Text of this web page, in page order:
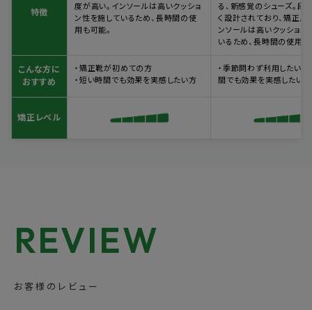
特徴
度が高い。インソールは高いクッショ
ン性を施しているため、長時間の使
用も可能。
る、新感覚のシューズ。段
く設計されており、矯正度
ンソールは高いクッション
いるため、長時間の使用も
こんな方に
おすすめ
・矯正靴が初めての方
・短い時間でも効果を実感したい方
・季節問わず利用したい方
間でも効果を実感したい方
矯正レベル
REVIEW
お客様のレビュー